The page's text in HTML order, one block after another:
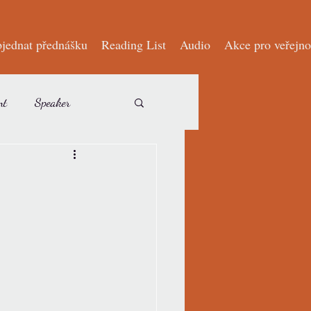
přednášku Reading List Audio Akce pro
Speaker
In media